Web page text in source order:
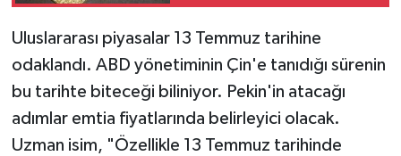
Uluslararası piyasalar 13 Temmuz tarihine
odaklandı. ABD yönetiminin Çin'e tanıdığı sürenin
bu tarihte biteceği biliniyor. Pekin'in atacağı
adımlar emtia fiyatlarında belirleyici olacak.
Uzman isim, "Özellikle 13 Temmuz tarihinde